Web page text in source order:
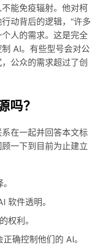
能免疫辐射。他对柯
动背后的逻辑，“许多
人的需求。这是完全
AI。有些型号会对公
公众的需求超过了创
吗？
在一起并回答本文标
一下到目前为止建立
软件透明。
权利。
确控制他们的 AI。